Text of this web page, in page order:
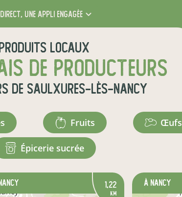
une appli engagée
locaux
de producteurs
de Saulxures-lès-Nancy
fruits œufs
épicerie sucrée
1,22
km
à Nancy